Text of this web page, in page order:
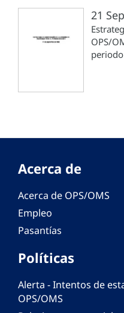
21
OPS/
Acerca de
Acerca de OPS/OMS
Empleo
Pasantías
Políticas
Alerta - Intentos de
OPS/OMS